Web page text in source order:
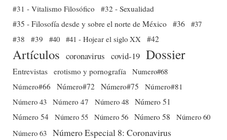
#31 - Vitalismo Filosófico
#32 - Sexualidad
#35 - Filosofía desde y sobre el norte de México #36 #37
#38
#39 #40 #41 - Hojear el siglo XX #42
Artículos coronavirus covid-19 Dossier
Entrevistas erotismo y pornografía
Numero#68
Número#66
Número#72 Número#75
Número#81
Número 43 Número 47 Número 48 Número 51
Número 54 Número 55 Número 56 Número 58
Número 60
Número 63 Número Especial 8: Coronavirus